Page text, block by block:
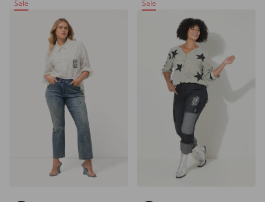
Sale Sale